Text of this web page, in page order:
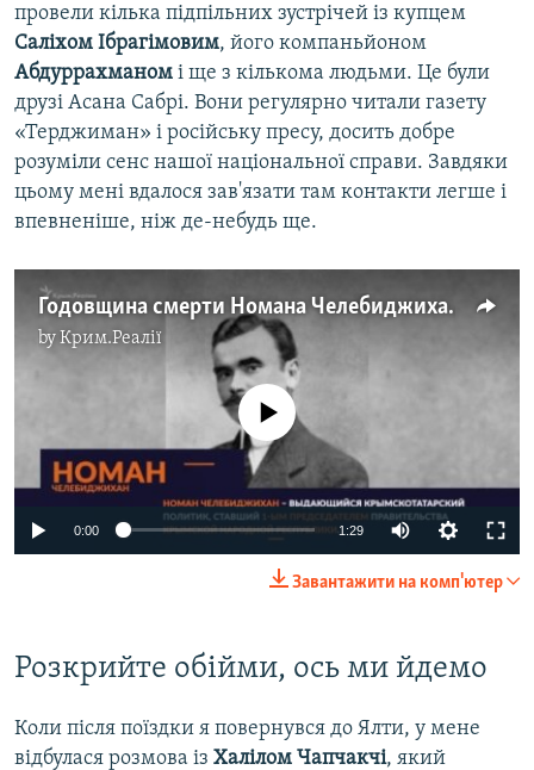
провели кілька підпільних зустрічей із купцем
Саліхом Ібрагімовим, його компаньйоном
Абдуррахманом і ще з кількома людьми. Це були
друзі Асана Сабрі. Вони регулярно читали газету
«Терджиман» і російську пресу, досить добре
розуміли сенс нашої національної справи. Завдяки
цьому мені вдалося зав'язати там контакти легше і
впевненіше, ніж де-небудь ще.
Годовщина смерти Номана Челебиджихана. Гибель и величие | Tugra (видео)
byКрим.Реалії
No media source currently available
0:00 1:29
Завантажити на комп'ютер
Розкрийте обійми, ось ми йдемо
Коли після поїздки я повернувся до Ялти, у мене
відбулася розмова із Халілом Чапчакчі, який